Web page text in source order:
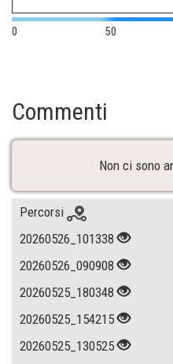
0 50
Commenti
Non ci sono
Percorsi
20260526_101338
20260526_090908
20260525_180348
20260525_154215
20260525_130525